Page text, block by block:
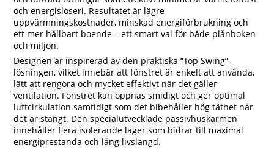
och energislöseri. Resultatet är lägre
uppvärmningskostnader, minskad energiförbrukning och
ett mer hållbart boende – ett smart val för både plånboken
och miljön.
Designen är inspirerad av den praktiska “Top Swing”-
lösningen, vilket innebär att fönstret är enkelt att använda,
lätt att rengöra och mycket effektivt när det gäller
ventilation. Fönstret kan öppnas smidigt och ger optimal
luftcirkulation samtidigt som det bibehåller hög täthet när
det är stängt. Den specialutvecklade passivhuskarmen
innehåller flera isolerande lager som bidrar till maximal
energiprestanda och lång livslängd.